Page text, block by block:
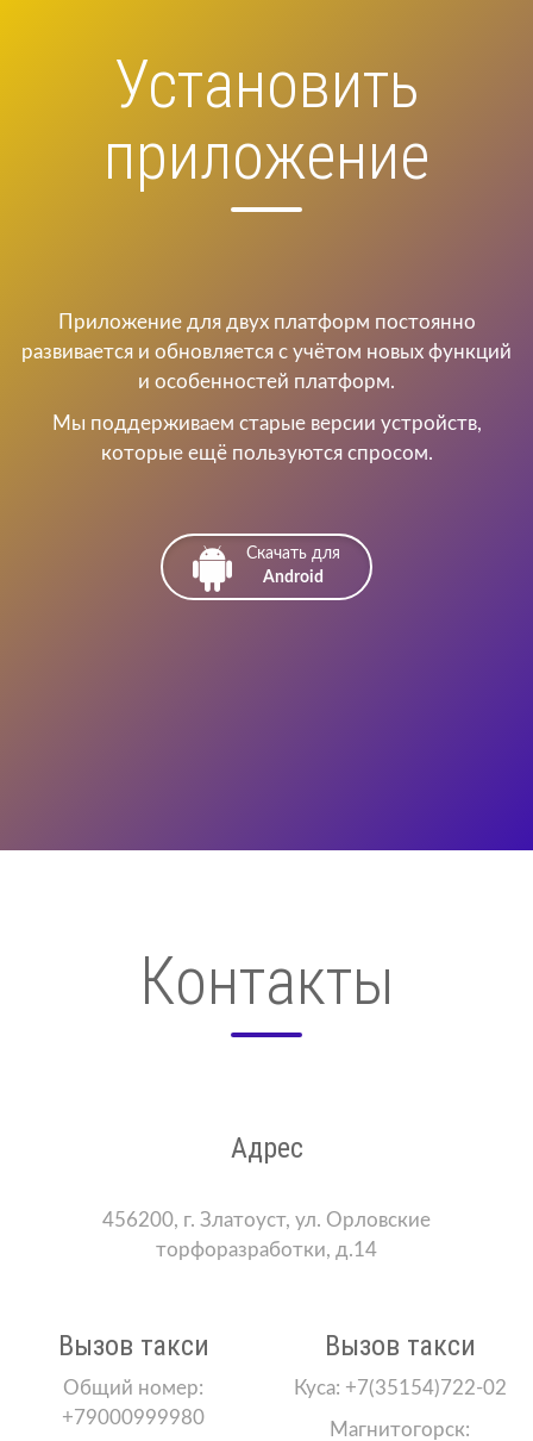
Установить
приложение
Приложение для двух платформ постоянно
развивается и обновляется с учётом новых функций
и особенностей платформ.
Мы поддерживаем старые версии устройств,
которые ещё пользуются спросом.
Скачать для
Android
Контакты
Адрес
456200, г. Златоуст, ул. Орловские
торфоразработки, д.14
Вызов такси
Общий номер:
+79000999980
Вызов такси
Куса: +7(35154)722-02
Магнитогорск: